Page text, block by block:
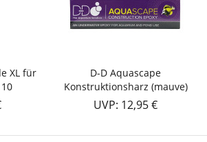
XL für
D-D Aquascape
Konstruktionsharz (mauve)
UVP: 12,95 €